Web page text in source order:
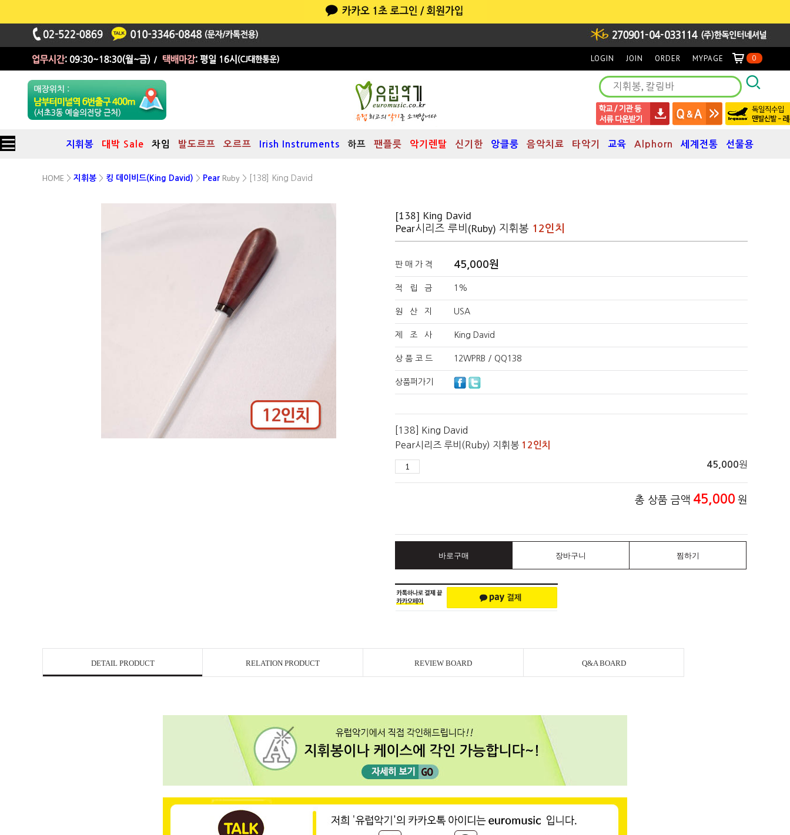
LOGIN JOIN ORDER MYPAGE 0
지휘봉 대박 Sale 차임 발도르프 오르프 Irish Instruments 하프 팬플릇 악기렌탈 신기한 앙클룽 음악치료 타악기 교육 Alphorn 세계전통 선물용
HOME > 지휘봉 > 킹 데이비드(King David) > Pear Ruby > [138] King David
Pear시리즈 루비(Ruby) 지휘봉12인치
[138] King David
Pear시리즈 루비(Ruby) 지휘봉 12인치
판 매 가 격 45,000원
적 립 금 1%
원 산 지 USA
제 조 사 King David
상 품 코 드 12WPRB / QQ138
상품퍼가기
[138] King David
Pear시리즈 루비(Ruby) 지휘봉 12인치
45,000원
총 상품 금액 45,000 원
바로구매 장바구니 찜하기
DETAIL PRODUCT RELATION PRODUCT REVIEW BOARD Q&A BOARD